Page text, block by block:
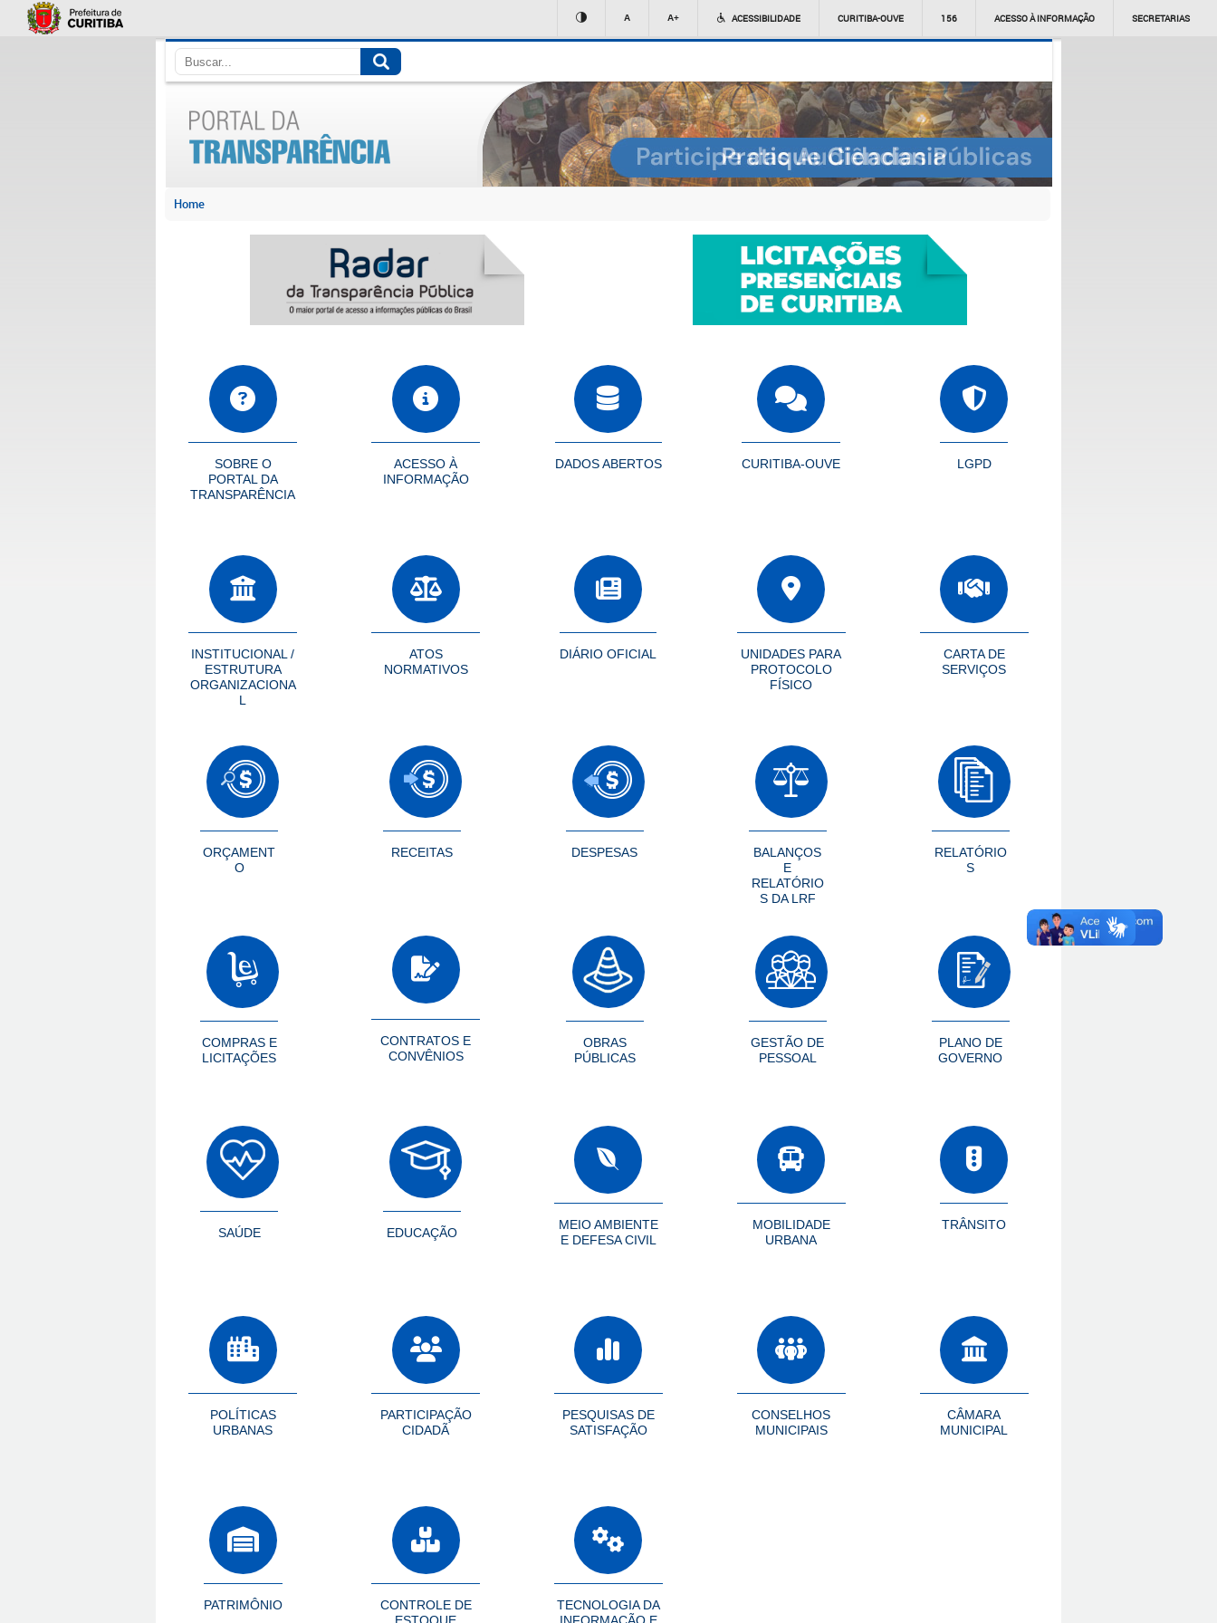
conteúdo
A A+ ACESSIBILIDADE CURITIBA-OUVE 156 ACESSO À INFORMAÇÃO SECRETARIAS
Home
SOBRE O
PORTAL DA
TRANSPARÊNCIA
ACESSO À
INFORMAÇÃO
DADOS ABERTOS CURITIBA-OUVE LGPD
INSTITUCIONAL /
ESTRUTURA
ORGANIZACIONA
L
ATOS
NORMATIVOS
DIÁRIO OFICIAL
UNIDADES PARA
PROTOCOLO
FÍSICO
CARTA DE
SERVIÇOS
ORÇAMENT
O
RECEITAS DESPESAS
BALANÇOS
E
RELATÓRIO
S DA LRF
RELATÓRIO
S
COMPRAS E
LICITAÇÕES
CONTRATOS E
CONVÊNIOS
OBRAS
PÚBLICAS
GESTÃO DE
PESSOAL
PLANO DE
GOVERNO
SAÚDE EDUCAÇÃO
MEIO AMBIENTE
E DEFESA CIVIL
MOBILIDADE
URBANA
TRÂNSITO
POLÍTICAS
URBANAS
PARTICIPAÇÃO
CIDADÃ
PESQUISAS DE
SATISFAÇÃO
CONSELHOS
MUNICIPAIS
CÂMARA
MUNICIPAL
PATRIMÔNIO
CONTROLE DE
TECNOLOGIA DA